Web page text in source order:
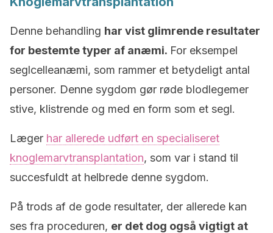
Denne behandling har vist glimrende resultater
for bestemte typer af anæmi. For eksempel
seglcelleanæmi, som rammer et betydeligt antal
personer. Denne sygdom gør røde blodlegemer
stive, klistrende og med en form som et segl.
Læger har allerede udført en specialiseret
knoglemarvtransplantation, som var i stand til
succesfuldt at helbrede denne sygdom.
På trods af de gode resultater, der allerede kan
ses fra proceduren, er det dog også vigtigt at